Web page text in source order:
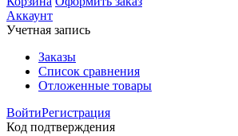
Аккаунт
Учетная запись
Заказы
Список сравнения
Отложенные товары
ВойтиРегистрация
Код подтверждения